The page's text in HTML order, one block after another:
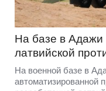
На базе в Адажи
латвийской
На военной базе в
автоматизированной